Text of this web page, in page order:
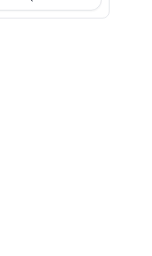
और आस्था का